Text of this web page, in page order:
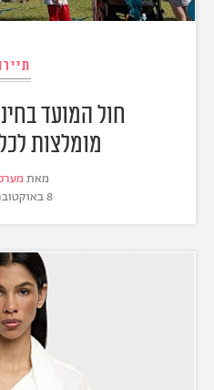
מומלצות
מאת
8 באוקטובר 2025